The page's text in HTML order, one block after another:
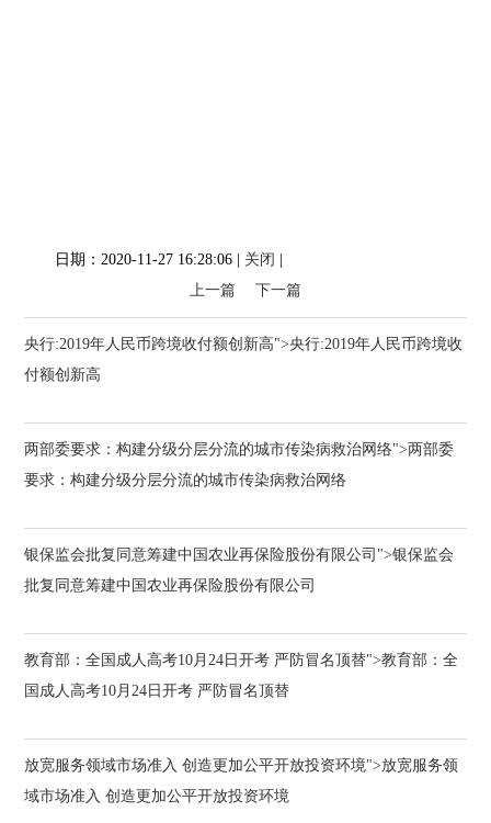
日期：2020-11-27 16:28:06 | 关闭
上一篇
下一篇
央行:2019年人民币跨境收付额创新高">央行:2019年人民币跨境收
付额创新高
两部委要求：构建分级分层分流的城市传染病救治网络">两部委
要求：构建分级分层分流的城市传染病救治网络
银保监会批复同意筹建中国农业再保险股份有限公司">银保监会
批复同意筹建中国农业再保险股份有限公司
教育部：全国成人高考10月24日开考 严防冒名顶替">教育部：全
国成人高考10月24日开考 严防冒名顶替
放宽服务领域市场准入 创造更加公平开放投资环境">放宽服务领
域市场准入 创造更加公平开放投资环境